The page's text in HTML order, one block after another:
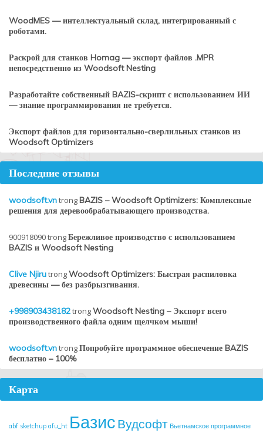
WoodMES — интеллектуальный склад, интегрированный с
роботами.
Раскрой для станков Homag — экспорт файлов .MPR
непосредственно из Woodsoft Nesting
Разработайте собственный BAZIS-скрипт с использованием ИИ
— знание программирования не требуется.
Экспорт файлов для горизонтально-сверлильных станков из
Woodsoft Optimizers
Последние отзывы
woodsoft.vntrongBAZIS – Woodsoft Optimizers: Комплексные
решения для деревообрабатывающего производства.
900918090trongБережливое производство с использованием
BAZIS и Woodsoft Nesting
Clive NjirutrongWoodsoft Optimizers: Быстрая распиловка
древесины — без разбрызгивания.
+998903438182trongWoodsoft Nesting – Экспорт всего
производственного файла одним щелчком мыши!
woodsoft.vntrongПопробуйте программное обеспечение BAZIS
бесплатно – 100%
Карта
abf sketchup afu_ht БазисВудсофт Вьетнамское программное